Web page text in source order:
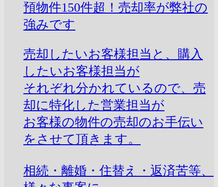
預物件150件超！売却率が弊社の
強みです
売却したいお客様担当と、購入
したいお客様担当が
それぞれ分かれているので、売
却に特化した営業担当が
お客様の物件の売却のお手伝い
をさせて頂きます。
相続・離婚・住替え・返済苦等、